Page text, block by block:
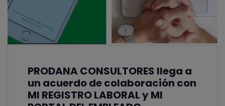
PRODANA CONSULTORES llega a
un acuerdo de colaboración con
MI REGISTRO LABORAL y MI